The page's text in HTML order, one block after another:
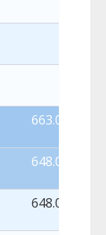
663.000,00
648.000,00
648.000,00